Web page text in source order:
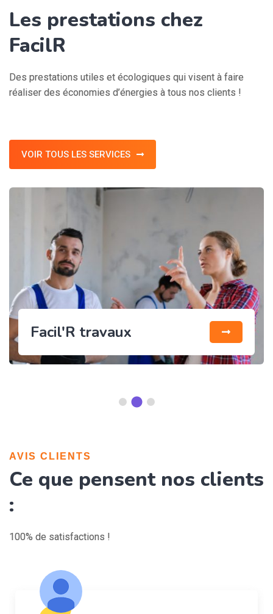
Les prestations chez
FacilR
Des prestations utiles et écologiques qui visent à faire
réaliser des économies d’énergies à tous nos clients !
VOIR TOUS LES SERVICES
Accompagnement
travaux
AVIS CLIENTS
Ce que pensent nos clients
:
100% de satisfactions !